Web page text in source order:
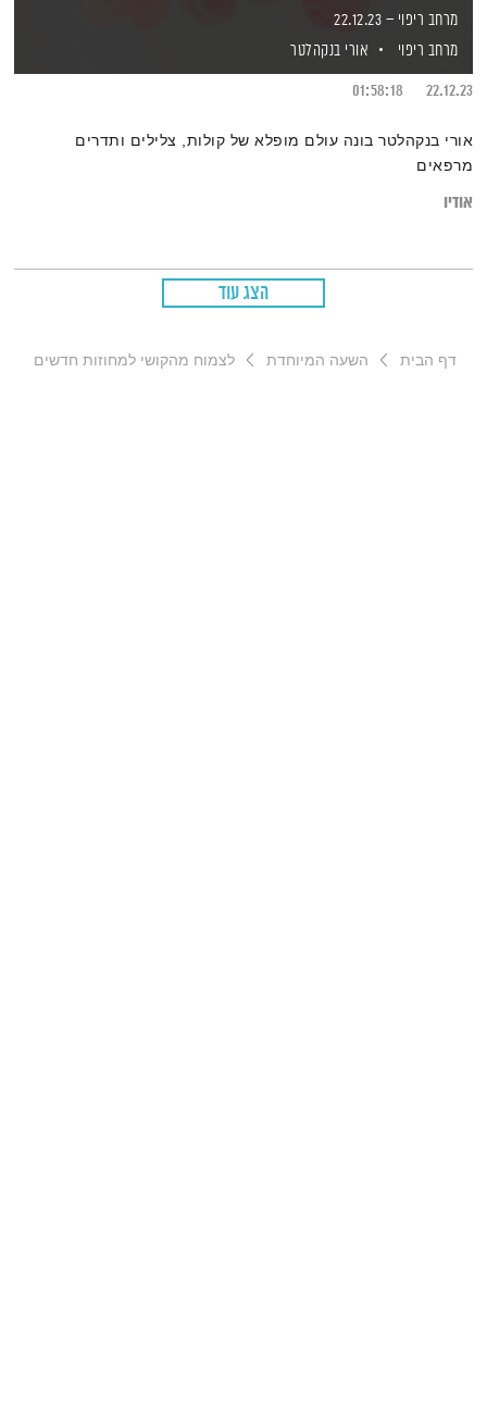
מרחב ריפוי – 22.12.23
מרחב ריפוי
אורי בנקהלטר
22.12.23
01:58:18
אורי בנקהלטר בונה עולם מופלא של קולות, צלילים ותדרים
מרפאים
אודיו
הצג עוד
דף הבית השעה המיוחדת לצמוח מהקושי למחוזות חדשים